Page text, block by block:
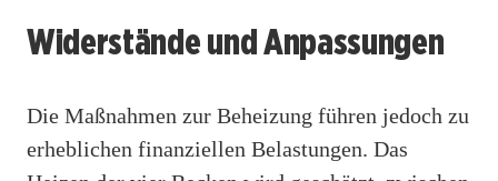
Widerstände und Anpassungen
Die Maßnahmen zur Beheizung führen jedoch zu
erheblichen finanziellen Belastungen. Das